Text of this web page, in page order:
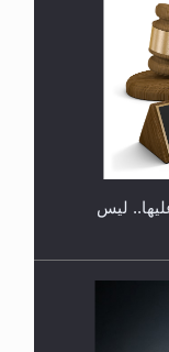
أو الهجرية؟